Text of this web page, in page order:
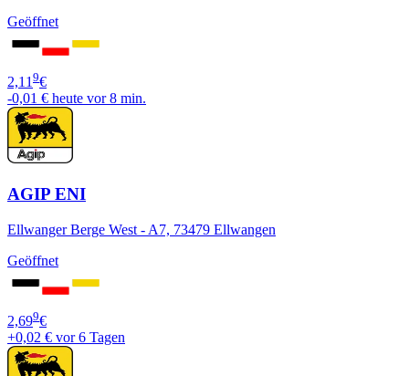
Geöffnet
2,119€
-0,01 € heute vor 8 min.
AGIP ENI
Ellwanger Berge West - A7, 73479 Ellwangen
Geöffnet
2,699€
+0,02 € vor 6 Tagen